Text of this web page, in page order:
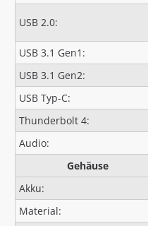
USB 2.0:
USB 3.1 Gen1:
USB 3.1 Gen2:
USB Typ-C:
Thunderbolt 4:
Audio:
Gehäuse
Akku:
Material: